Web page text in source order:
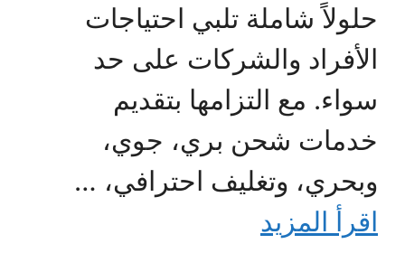
حلولاً شاملة تلبي احتياجات
الأفراد والشركات على حد
سواء. مع التزامها بتقديم
خدمات شحن بري، جوي،
وبحري، وتغليف احترافي، …
اقرأ المزيد